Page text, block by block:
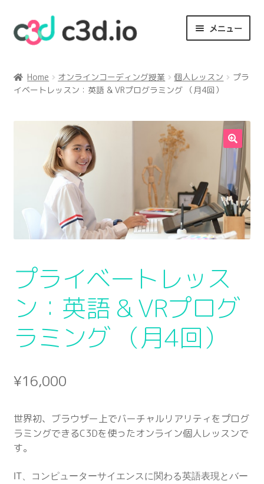
ナ
ビ
シ
ョ
へ
コ
ン
ツ
へ
キ
メニュー
オンライン教室 一覧
なぜ英語でプログラミング？
私たちの思い
C3Dとは
お問い合わせ
Home オンラインコーディング授業 個人レッスン
プラ
イベートレッスン：英語 & VRプログラミング （月4回）
プライベートレッス
ン：英語 & VRプログ
ラミング （月4回）
¥16,000
世界初、ブラウザー上でバーチャルリアリティをプログ
ラミングできるC3Dを使ったオンライン個人レッスンで
す。
IT、コンピューターサイエンスに関わる英語表現とバー